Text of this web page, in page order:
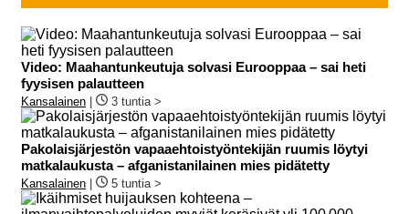
Video: Maahantunkeutuja solvasi Eurooppaa – sai heti
fyysisen palautteen
Kansalainen 3 tuntia >
Pakolaisjärjestön vapaaehtoistyöntekijän ruumis löytyi
matkalaukusta – afganistanilainen mies pidätetty
Kansalainen 5 tuntia >